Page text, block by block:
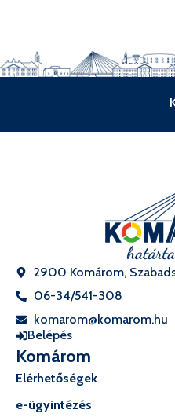
2900 Komárom,
06-34/541-308
komarom@komarom.hu
Belépés
Komárom
Elérhetőségek
e-ügyintézés